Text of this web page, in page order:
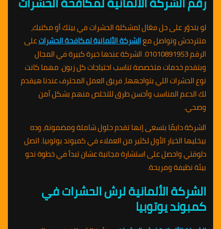
لو بتدوّر على حل فعّال لمشكلة الحشرات في بيتك أو مكتبك،
متترددش وتواصل معالشركة الألمانية لمكافحة الحشراتعلى
الرقم 01010891953. الشركة عندها خبرة كبيرة في المجال
وبتقدم خدمات متخصصة تناسب احتياجات كل زبون. مهما كانت
نوع الحشرات اللي بتواجهها، فريق العمل المحترف عندنا هيقدم
لك الدعم المناسب وأحسن طرق للتخلص منهم بشكل آمن
وصحي.
الشركة دايمًا بتسعى إنها تقدم حلول شاملة ومضمونة، وده
بيخليها الخيار الأول لكثير من العملاء في كمبوند يوتوبيا. اتصل
دلوقتي واحصل على استشارة مجانية عشان تبدأ في خطوة نحو
بيئة نظيفة ومريحة.
الشركة الألمانية لرش الحشرات في
كمبوند يوتوبيا